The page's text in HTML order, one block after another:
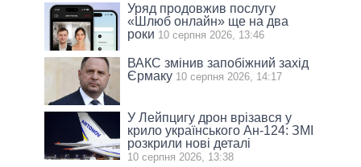
Уряд продовжив послугу
«Шлюб онлайн» ще на два
роки 10 серпня 2026, 13:46
ВАКС змінив запобіжний захід
Єрмаку 10 серпня 2026, 14:17
У Лейпцигу дрон врізався у
крило українського Ан-124: ЗМІ
розкрили нові деталі
10 серпня 2026, 13:38